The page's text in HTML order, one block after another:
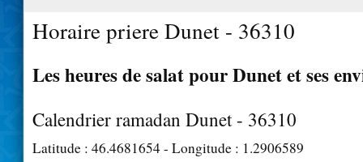
Horaire priere Dunet - 36310
Les heures de salat pour Dunet et ses
Calendrier ramadan Dunet - 36310
Latitude : 46.4681654- Longitude : 1.2906589